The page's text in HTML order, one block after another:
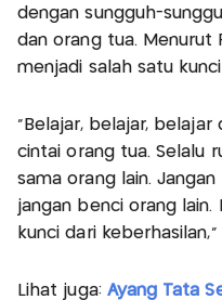
dengan sungguh-
dan orang tua.
menjadi salah satu
"Belajar, belajar, belajar
cintai orang tua. Selalu
sama orang lain.
jangan benci orang lain.
kunci dari
Lihat juga: Ayang Tata